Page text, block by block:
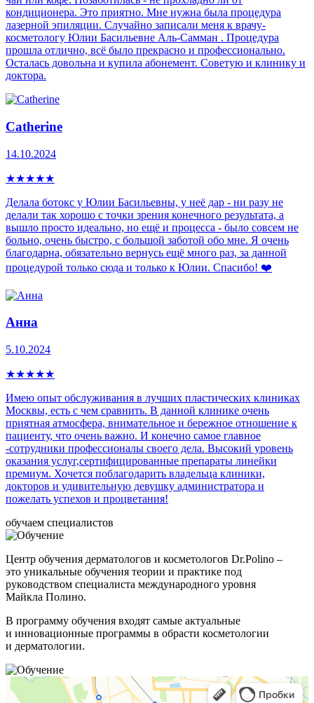
кондиционера. Это приятно. Мне нужна была процедура
лазерной эпиляции. Случайно записали меня к врачу-
косметологу Юлии Басильевне Аль-Самман . Процедура
прошла отлично, всё было прекрасно и профессионально.
Осталась довольна и купила абонемент. Советую и клинику и
доктора.
Catherine
14.10.2024
★★★★★
Делала ботокс у Юлии Басильевны, у неё дар - ни разу не
делали так хорошо с точки зрения конечного результата, а
вышло просто идеально, но ещё и процесса - было совсем не
больно, очень быстро, с большой заботой обо мне. Я очень
благодарна, обязательно вернусь ещё много раз, за данной
процедурой только сюда и только к Юлии. Спасибо! ❤️
Анна
5.10.2024
★★★★★
Имею опыт обслуживания в лучших пластических клиниках
Москвы, есть с чем сравнить. В данной клинике очень
приятная атмосфера, внимательное и бережное отношение к
пациенту, что очень важно. И конечно самое главное
-сотрудники профессионалы своего дела. Высокий уровень
оказания услуг,сертифицированные препараты линейки
премиум. Хочется поблагодарить владельца клиники,
докторов и удивительную девушку администратора и
пожелать успехов и процветания!
обучаем специалистов
Центр обучения дерматологов и косметологов Dr.Polino –
это уникальные обучения теории и практике под
руководством специалиста международного уровня
Майкла Полино.
В программу обучения входят самые актуальные
и инновационные программы в обрасти косметологии
и дерматологии.